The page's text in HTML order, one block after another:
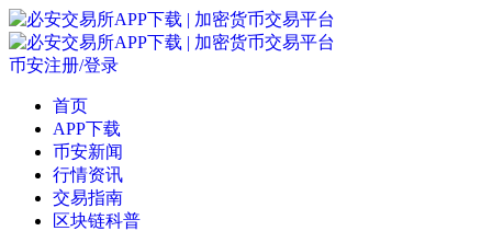
币安注册/登录
首页
APP下载
币安新闻
行情资讯
交易指南
区块链科普